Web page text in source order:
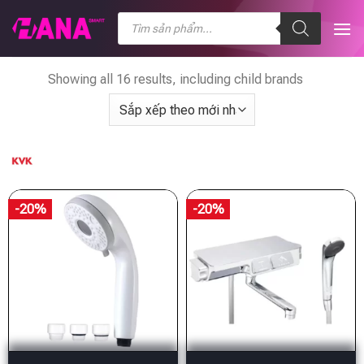
đến
Tìm
kiếm
phẩm
Showing all 16 results, including child brands
-20% -20%